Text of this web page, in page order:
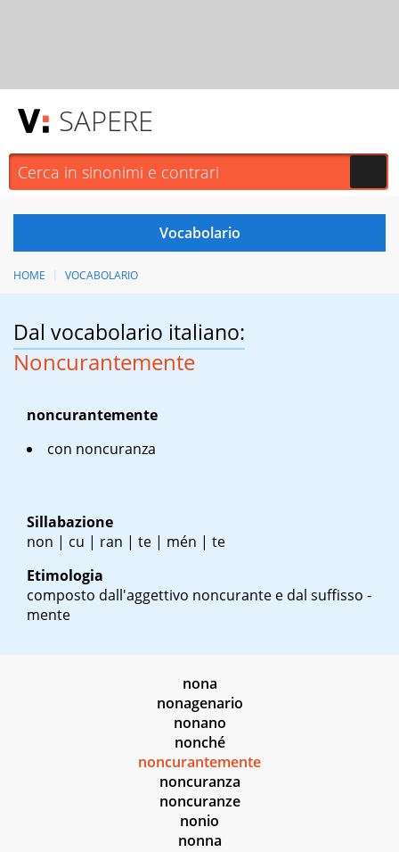
SAPERE
HOME VOCABOLARIO
Dal vocabolario italiano:
Noncurantemente
noncurantemente
con noncuranza
Sillabazione
non | cu | ran | te | mén | te
Etimologia
composto dall'aggettivo noncurante e dal suffisso -
mente
nona
nonagenario
nonano
nonché
noncurantemente
noncuranza
noncuranze
nonio
nonna